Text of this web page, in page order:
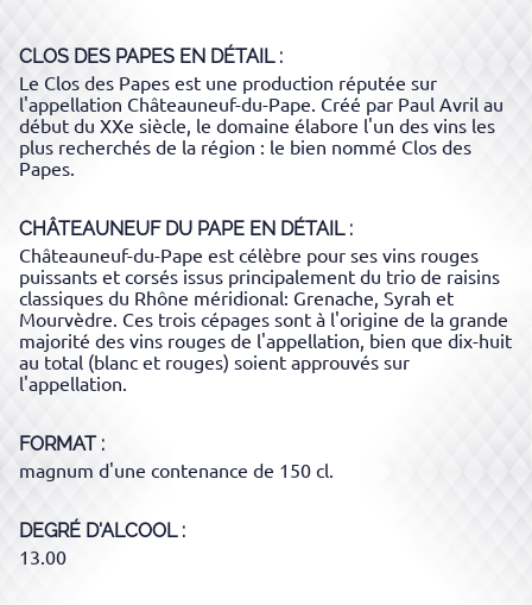
CLOS DES PAPES EN DÉTAIL :
Le Clos des Papes est une production réputée sur
l'appellation Châteauneuf-du-Pape. Créé par Paul Avril au
début du XXe siècle, le domaine élabore l'un des vins les
plus recherchés de la région : le bien nommé Clos des
Papes.
CHÂTEAUNEUF DU PAPE EN DÉTAIL :
Châteauneuf-du-Pape est célèbre pour ses vins rouges
puissants et corsés issus principalement du trio de raisins
classiques du Rhône méridional: Grenache, Syrah et
Mourvèdre. Ces trois cépages sont à l'origine de la grande
majorité des vins rouges de l'appellation, bien que dix-huit
au total (blanc et rouges) soient approuvés sur
l'appellation.
FORMAT
magnum d'une contenance de 150 cl.
DEGRÉ D'ALCOOL
13.00